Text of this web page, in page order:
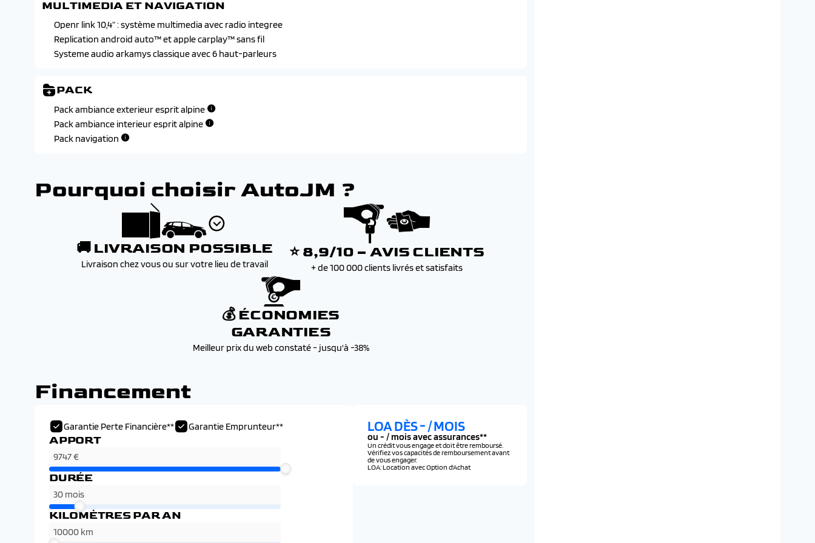
Sellerie esprit alpine
Volant en textile refined
MULTIMEDIA ET NAVIGATION
Openr link 10,4” : système multimedia avec radio integree
Replication android auto™ et apple carplay™ sans fil
Systeme audio arkamys classique avec 6 haut-parleurs
PACK
Pack ambiance exterieur esprit alpine
Pack ambiance interieur esprit alpine
Pack navigation
Pourquoi choisir AutoJM ?
🚚 LIVRAISON POSSIBLE
Livraison chez vous ou sur votre lieu de travail
⭐ 8,9/10 – AVIS CLIENTS
+ de 100 000 clients livrés et satisfaits
💰 ÉCONOMIES
GARANTIES
Meilleur prix du web constaté - jusqu'à -38%
Financement
Garantie Perte Financière** Garantie Emprunteur**
APPORT
DURÉE
KILOMÈTRES PAR AN
LOA DÈS-/ MOIS
ou- / mois avec assurances**
Un crédit vous engage et doit être remboursé.
Vérifiez vos capacités de remboursement avant
de vous engager.
LOA: Location avec Option d'Achat